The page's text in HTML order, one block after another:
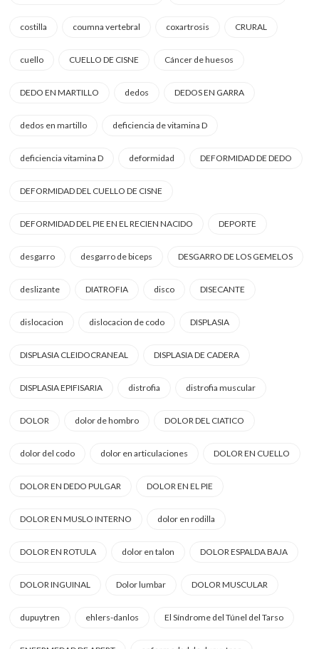
costilla coumna vertebral coxartrosis CRURAL
cuello CUELLO DE CISNE Cáncer de huesos
DEDO EN MARTILLO dedos DEDOS EN GARRA
dedos en martillo deficiencia de vitamina D
deficiencia vitamina D deformidad DEFORMIDAD DE DEDO
DEFORMIDAD DEL CUELLO DE CISNE
DEFORMIDAD DEL PIE EN EL RECIEN NACIDO DEPORTE
desgarro desgarro de biceps DESGARRO DE LOS GEMELOS
deslizante DIATROFIA disco DISECANTE
dislocacion dislocacion de codo DISPLASIA
DISPLASIA CLEIDOCRANEAL DISPLASIA DE CADERA
DISPLASIA EPIFISARIA distrofia distrofia muscular
DOLOR dolor de hombro DOLOR DEL CIATICO
dolor del codo dolor en articulaciones DOLOR EN CUELLO
DOLOR EN DEDO PULGAR DOLOR EN EL PIE
DOLOR EN MUSLO INTERNO dolor en rodilla
DOLOR EN ROTULA dolor en talon DOLOR ESPALDA BAJA
DOLOR INGUINAL Dolor lumbar DOLOR MUSCULAR
dupuytren ehlers-danlos El Síndrome del Túnel del Tarso